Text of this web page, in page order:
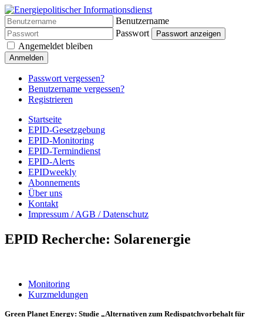
Benutzername
Passwort
Passwort anzeigen
Angemeldet bleiben
Anmelden
Passwort vergessen?
Benutzername vergessen?
Registrieren
Startseite
EPID-Gesetzgebung
EPID-Monitoring
EPID-Termindienst
EPID-Alerts
EPIDweekly
Abonnements
Über uns
Kontakt
Impressum / AGB / Datenschutz
EPID Recherche: Solarenergie
Monitoring
Kurzmeldungen
Green Planet Energy: Studie „Alternativen zum Redispatchvorbehalt für